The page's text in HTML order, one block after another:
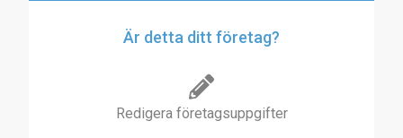
Är detta ditt företag?
Redigera företagsuppgifter